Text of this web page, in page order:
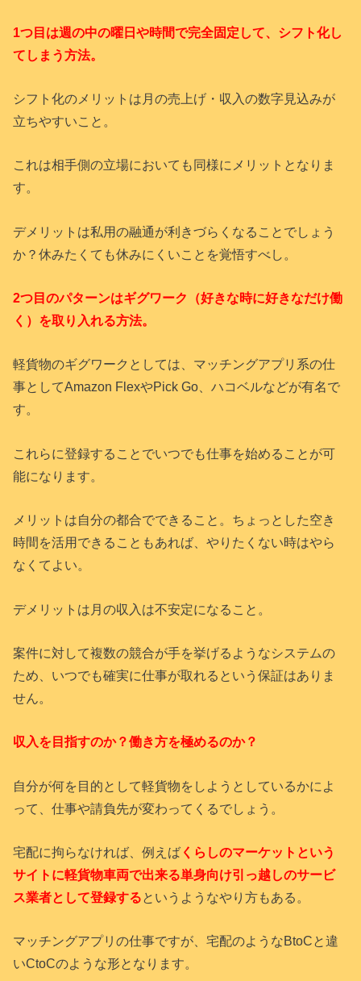
1つ目は週の中の曜日や時間で完全固定して、シフト化し
てしまう方法。
シフト化のメリットは月の売上げ・収入の数字見込みが
立ちやすいこと。
これは相手側の立場においても同様にメリットとなりま
す。
デメリットは私用の融通が利きづらくなることでしょう
か？休みたくても休みにくいことを覚悟すべし。
2つ目のパターンはギグワーク（好きな時に好きなだけ働
く）を取り入れる方法。
軽貨物のギグワークとしては、マッチングアプリ系の仕
事としてAmazon FlexやPick Go、ハコベルなどが有名で
す。
これらに登録することでいつでも仕事を始めることが可
能になります。
メリットは自分の都合でできること。ちょっとした空き
時間を活用できることもあれば、やりたくない時はやら
なくてよい。
デメリットは月の収入は不安定になること。
案件に対して複数の競合が手を挙げるようなシステムの
ため、いつでも確実に仕事が取れるという保証はありま
せん。
収入を目指すのか？働き方を極めるのか？
自分が何を目的として軽貨物をしようとしているかによ
って、仕事や請負先が変わってくるでしょう。
宅配に拘らなければ、例えば くらしのマーケットという
サイトに軽貨物車両で出来る単身向け引っ越しのサービ
ス業者として登録するというようなやり方もある。
マッチングアプリの仕事ですが、宅配のようなBtoCと違
いCtoCのような形となります。